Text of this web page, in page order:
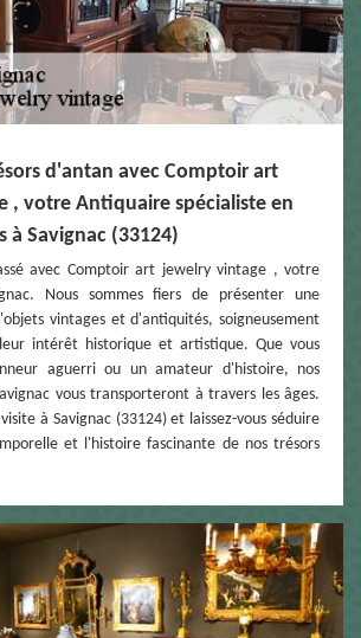
d'antan avec Comptoir art
, votre Antiquaire spécialiste en
à Savignac (33124)
avec Comptoir art jewelry vintage , votre
Nous sommes fiers de présenter une
vintages et d'antiquités, soigneusement
intérêt historique et artistique. Que vous
aguerri ou un amateur d'histoire, nos
vous transporteront à travers les âges.
à Savignac (33124) et laissez-vous séduire
et l'histoire fascinante de nos trésors